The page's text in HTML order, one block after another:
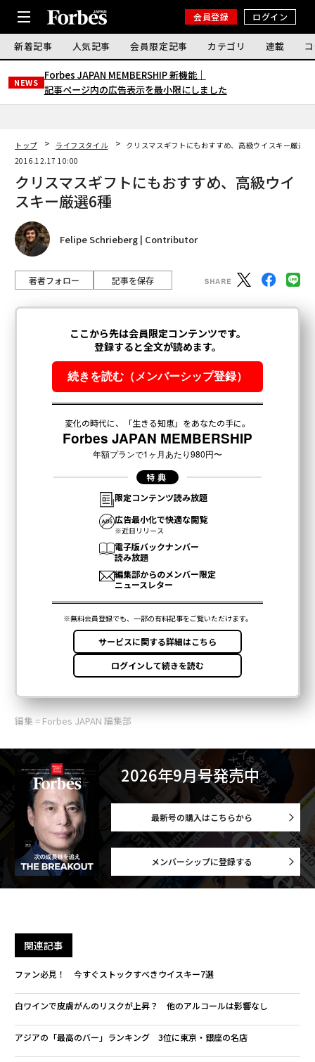
会員登録 ログイン
新着記事 人気記事 会員限定記事 カテゴリ 連載
NEWS
Forbes JAPAN MEMBERSHIP 新機能｜
記事ページ内の広告表示を最小限にしました
トップ ライフスタイル
クリスマスギフトにもおすすめ、高級ウイスキー厳選6
2016.12.17 10:00
クリスマスギフトにもおすすめ、高級ウイ
スキー厳選6種
Felipe Schrieberg | Contributor
著者フォロー 記事を保存
編集 = Forbes JAPAN 編集部
2026年9月号発売中
最新号の購入はこちらから
メンバーシップに登録する
関連記事
ファン必見！ 今すぐストックすべきウイスキー7選
白ワインで皮膚がんのリスクが上昇？ 他のアルコールは影響なし
アジアの「最高のバー」ランキング 3位に東京・銀座の名店